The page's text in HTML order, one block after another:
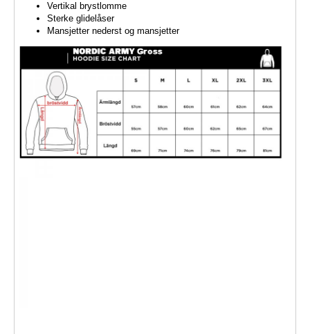
Vertikal brystlomme
Sterke glidelåser
Mansjetter nederst og mansjetter